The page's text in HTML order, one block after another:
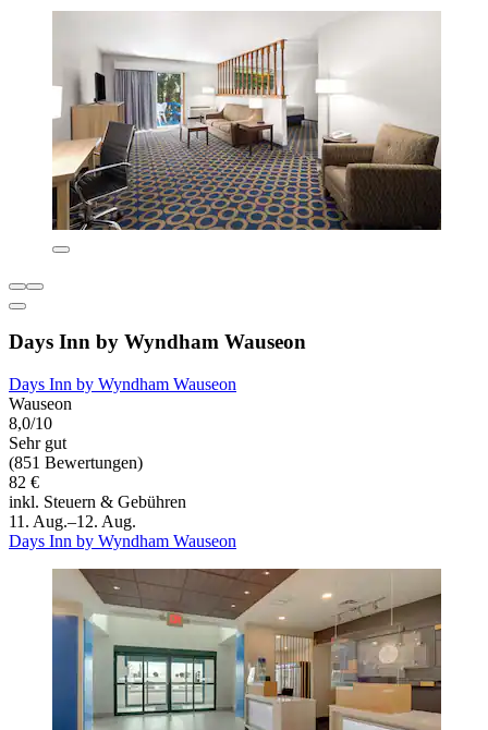
Days Inn by Wyndham Wauseon
Days Inn by Wyndham Wauseon
Wauseon
8,0/10
Sehr gut
(851 Bewertungen)
82 €
inkl. Steuern & Gebühren
11. Aug.–12. Aug.
Days Inn by Wyndham Wauseon